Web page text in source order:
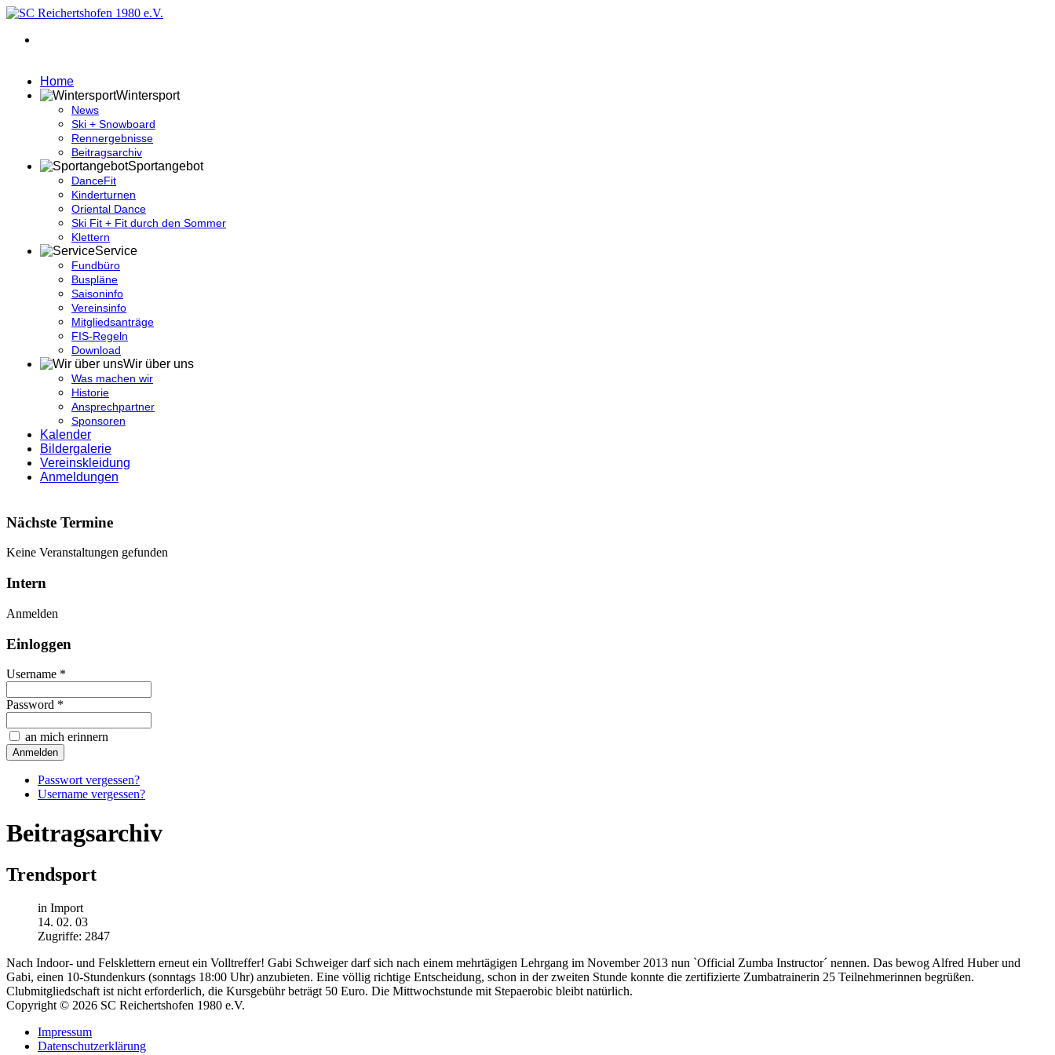
Home
Wintersport
News
Ski + Snowboard
Rennergebnisse
Beitragsarchiv
Sportangebot
DanceFit
Kinderturnen
Oriental Dance
Ski Fit + Fit durch den Sommer
Klettern
Service
Fundbüro
Buspläne
Saisoninfo
Vereinsinfo
Mitgliedsanträge
FIS-Regeln
Download
Wir über uns
Was machen wir
Historie
Ansprechpartner
Sponsoren
Kalender
Bildergalerie
Vereinskleidung
Anmeldungen
Nächste Termine
Keine Veranstaltungen gefunden
Intern
Anmelden
Einloggen
Username *
Password *
an mich erinnern
Passwort vergessen?
Username vergessen?
Beitragsarchiv
Trendsport
in Import
14. 02. 03
Zugriffe: 2847
Nach Indoor- und Felsklettern erneut ein Volltreffer! Gabi Schweiger darf sich nach einem mehrtägigen Lehrgang im November 2013 nun `Official Zumba Instructor´ nennen. Das bewog Alfred Huber und
Gabi, einen 10-Stundenkurs (sonntags 18:00 Uhr) anzubieten. Eine völlig richtige Entscheidung, schon in der zweiten Stunde konnte die zertifizierte Zumbatrainerin 25 Teilnehmerinnen begrüßen.
Clubmitgliedschaft ist nicht erforderlich, die Kursgebühr beträgt 50 Euro. Die Mittwochstunde mit Stepaerobic bleibt natürlich.
Copyright © 2026 SC Reichertshofen 1980 e.V.
Impressum
Datenschutzerklärung